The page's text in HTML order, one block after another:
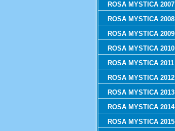
ROSA MYSTICA 2007
ROSA MYSTICA 2008
ROSA MYSTICA 2009
ROSA MYSTICA 2010
ROSA MYSTICA 2011
ROSA MYSTICA 2012
ROSA MYSTICA 2013
ROSA MYSTICA 2014
ROSA MYSTICA 2015